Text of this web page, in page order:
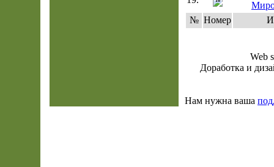
№ Номер
Web
Доработка и
Нам нужна ваша